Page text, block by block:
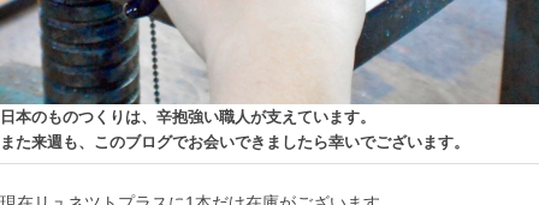
日本のものつくりは、辛抱強い職人が支えています。
また来週も、このブログでお会いできましたら幸いでございます。